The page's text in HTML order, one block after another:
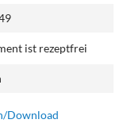
ist rezeptfrei
Download